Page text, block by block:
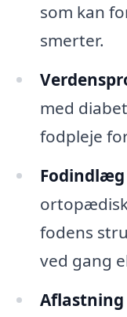
som kan
smerter.
med
fodpleje
fodens
ved gang